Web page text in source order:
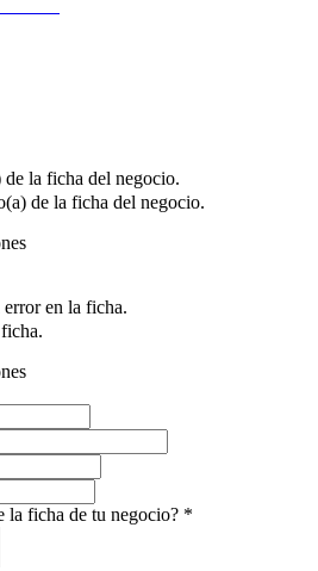
la ficha del negocio.
de la ficha del negocio.
en la ficha.
la ficha de tu negocio? *